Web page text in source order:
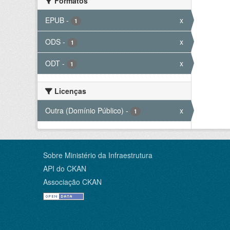
EPUB - 1 x
ODS - 1 x
ODT - 1 x
Licenças
Outra (Domínio Público) - 1 x
Sobre Ministério da Infraestrutura
API do CKAN
Associação CKAN